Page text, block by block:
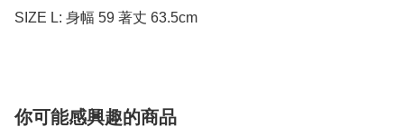
SIZE L: 身幅 59 著丈 63.5cm
你可能感興趣的商品